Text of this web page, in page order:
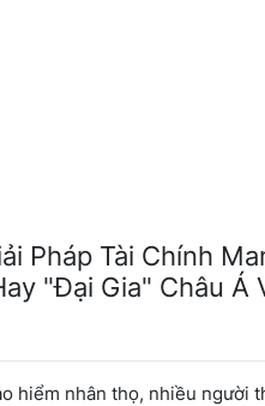
Pháp Tài Chính
"Đại Gia" Châu Á
hiểm nhân thọ, nhiều người